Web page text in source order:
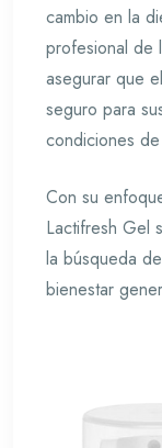
cambio en la
profesional de
asegurar que
seguro para
condiciones
Con su
Lactifresh Gel
la búsqueda
bienestar